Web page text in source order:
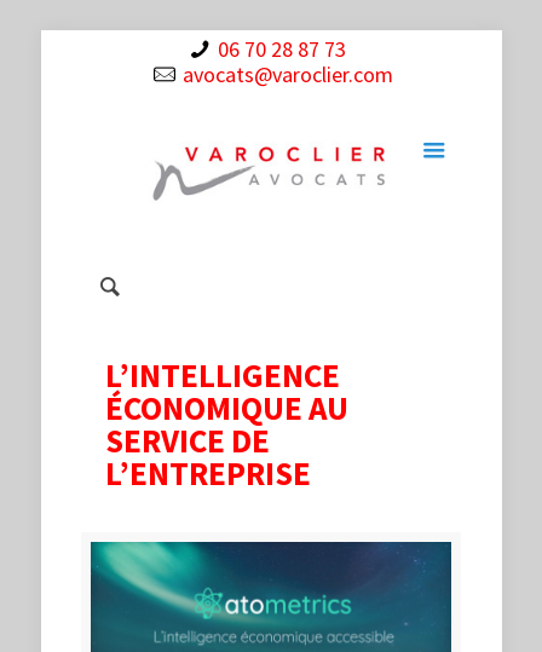
06 70 28 87 73
avocats@varoclier.com
L’INTELLIGENCE
ÉCONOMIQUE AU
SERVICE DE
L’ENTREPRISE